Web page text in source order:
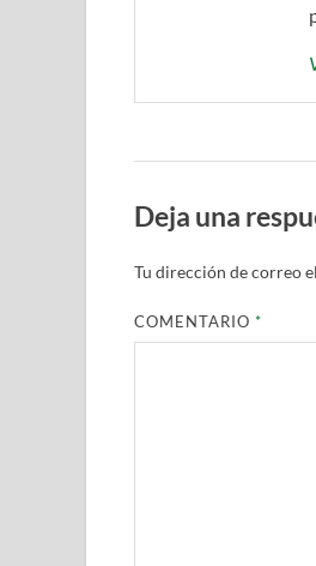
Deja una
Tu dirección de correo
COMENTARIO*